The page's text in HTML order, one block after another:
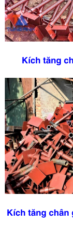
Kích tăng
Kích tăng chân